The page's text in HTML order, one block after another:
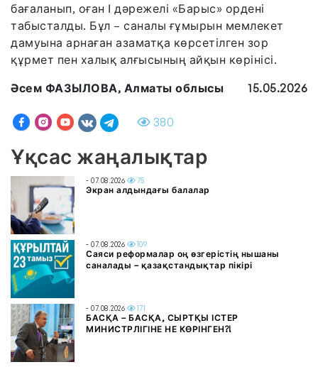
бағаланып, оған І дәрежелі «Барыс» ордені
табысталды. Бұл – саналы ғұмырын мемлекет
дамуына арнаған азаматқа көрсетілген зор
құрмет пен халық алғысының айқын көрінісі.
Әсем ФАЗЫЛОВА, Алматы облысы
15.05.2026
380
Ұқсас жаңалықтар
- 07.08.2026 75
Экран алдындағы балалар
- 07.08.2026 109
Саяси реформалар оң өзгерістің нышаны
саналады – қазақстандықтар пікірі
- 07.08.2026 171
БАСҚА – БАСҚА, СЫРТҚЫ ІСТЕР
МИНИСТРЛІГІНЕ НЕ КӨРІНГЕН?!